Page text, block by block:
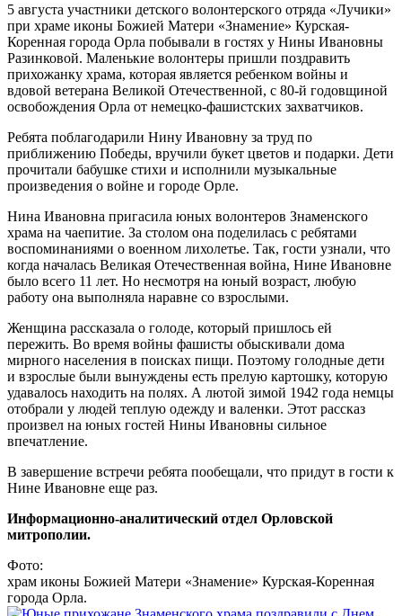
5 августа участники детского волонтерского отряда «Лучики»
при храме иконы Божией Матери «Знамение» Курская-
Коренная города Орла побывали в гостях у Нины Ивановны
Разинковой. Маленькие волонтеры пришли поздравить
прихожанку храма, которая является ребенком войны и
вдовой ветерана Великой Отечественной, с 80-й годовщиной
освобождения Орла от немецко-фашистских захватчиков.
Ребята поблагодарили Нину Ивановну за труд по
приближению Победы, вручили букет цветов и подарки. Дети
прочитали бабушке стихи и исполнили музыкальные
произведения о войне и городе Орле.
Нина Ивановна пригасила юных волонтеров Знаменского
храма на чаепитие. За столом она поделилась с ребятами
воспоминаниями о военном лихолетье. Так, гости узнали, что
когда началась Великая Отечественная война, Нине Ивановне
было всего 11 лет. Но несмотря на юный возраст, любую
работу она выполняла наравне со взрослыми.
Женщина рассказала о голоде, который пришлось ей
пережить. Во время войны фашисты обыскивали дома
мирного населения в поисках пищи. Поэтому голодные дети
и взрослые были вынуждены есть прелую картошку, которую
удавалось находить на полях. А лютой зимой 1942 года немцы
отобрали у людей теплую одежду и валенки. Этот рассказ
произвел на юных гостей Нины Ивановны сильное
впечатление.
В завершение встречи ребята пообещали, что придут в гости к
Нине Ивановне еще раз.
Информационно-аналитический отдел Орловской
митрополии.
Фото:
храм иконы Божией Матери «Знамение» Курская-Коренная
города Орла.